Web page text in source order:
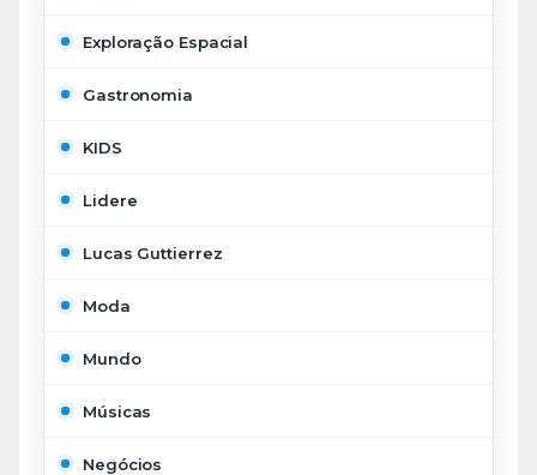
Exploração Espacial
Gastronomia
KIDS
Lidere
Lucas Guttierrez
Moda
Mundo
Músicas
Negócios